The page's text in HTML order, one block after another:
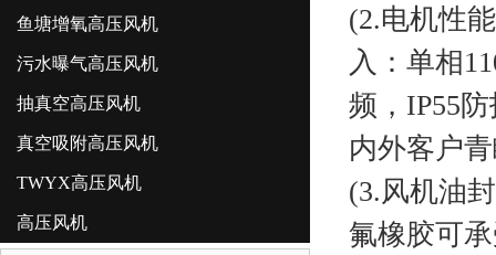
鱼塘增氧高压风机
污水曝气高压风机
抽真空高压风机
真空吸附高压风机
TWYX高压风机
高压风机
(2.电机性
入：单相
频，IP55
内外客户
(3.风机油
氟橡胶可